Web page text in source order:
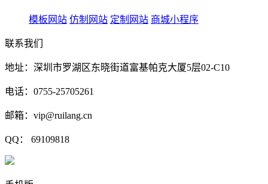
模板网站 仿制网站 定制网站 商城小程序
联系我们
地址：深圳市罗湖区东晓街道富基帕克大厦5层02-C10
电话：0755-25705261
邮箱：vip@ruilang.cn
QQ： 69109818